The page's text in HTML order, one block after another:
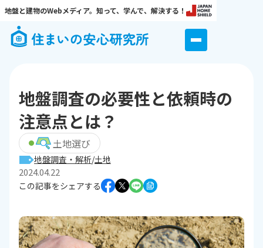
地盤と建物のWebメディア。知って、学んで、解決する！
地盤調査の必要性と依頼時の
注意点とは？
土地選び
地盤調査・解析 土地
2024.04.22
この記事をシェアする